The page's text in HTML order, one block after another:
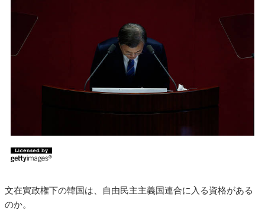
文在寅政権下の韓国は、自由民主主義国連合に入る資格がある
のか。